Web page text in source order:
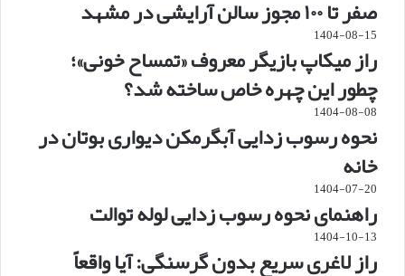
صفر تا ۱۰۰ مجوز سالن آرایشی در مشهد
1404-08-15
راز میکاپ بازیگر معروف «تمساح خونی»؛
چطور این چهره خاص ساخته شد؟
1404-08-08
نحوه رسوب زدایی آبگرمکن دیواری بوتان در
خانه
1404-07-20
راهنمای نحوه رسوب زدایی لوله توالت
1404-10-13
راز لاغری سریع بدون گرسنگی: آیا واقعاً